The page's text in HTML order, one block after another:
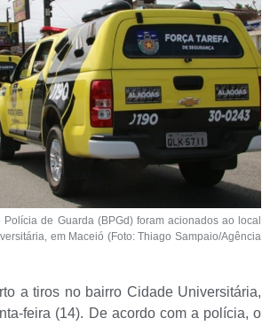
de Guarda (BPGd) foram acionados ao local
em Maceió (Foto: Thiago Sampaio/Agência
a tiros no bairro Cidade Universitária,
feira (14). De acordo com a polícia, o